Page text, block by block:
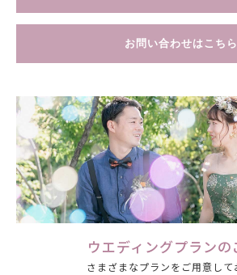
お問い合わせはこちら
ウエディングプランの
さまざまなプランをご用意して